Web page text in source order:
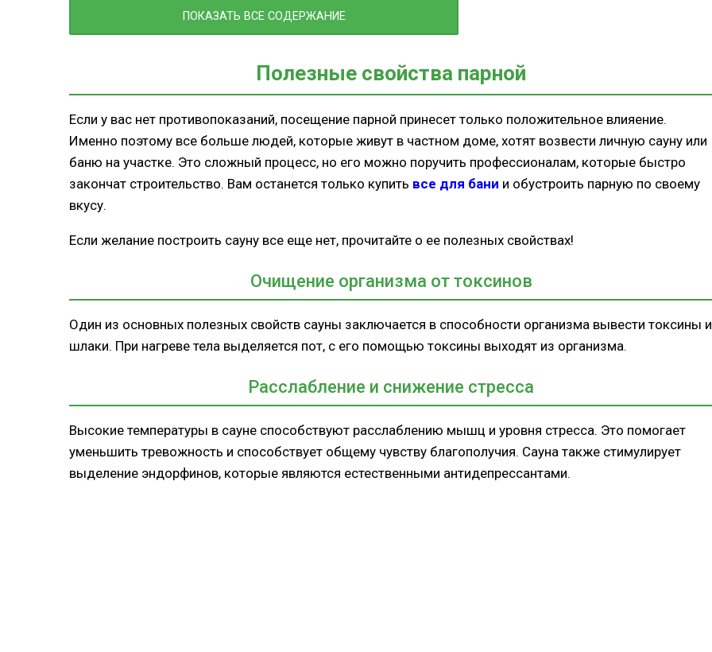
Улучшение сна
ПОКАЗАТЬ ВСЕ СОДЕРЖАНИЕ
Полезные свойства парной
Если у вас нет противопоказаний, посещение парной принесет только положительное влияение.
Именно поэтому все больше людей, которые живут в частном доме, хотят возвести личную сауну или
баню на участке. Это сложный процесс, но его можно поручить профессионалам, которые быстро
закончат строительство. Вам останется только купить все для бани и обустроить парную по своему
вкусу.
Если желание построить сауну все еще нет, прочитайте о ее полезных свойствах!
Очищение организма от токсинов
Один из основных полезных свойств сауны заключается в способности организма вывести токсины и
шлаки. При нагреве тела выделяется пот, с его помощью токсины выходят из организма.
Расслабление и снижение стресса
Высокие температуры в сауне способствуют расслаблению мышц и уровня стресса. Это помогает
уменьшить тревожность и способствует общему чувству благополучия. Сауна также стимулирует
выделение эндорфинов, которые являются естественными антидепрессантами.